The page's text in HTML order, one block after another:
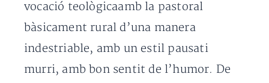
vocació teològicaamb la pastoral
bàsicament rural d’una manera
indestriable, amb un estil pausati
murri, amb bon sentit de l’humor. De